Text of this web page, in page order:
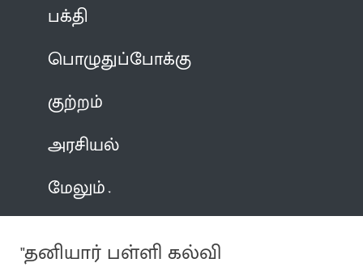
பக்தி
பொழுதுப்போக்கு
குற்றம்
அரசியல்
மேலும்
"தனியார் பள்ளி கல்வி